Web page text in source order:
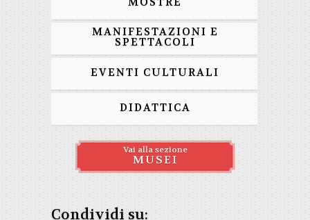
MANIFESTAZIONI E
SPETTACOLI
EVENTI CULTURALI
DIDATTICA
Vai alla sezione
MUSEI
Condividi su: